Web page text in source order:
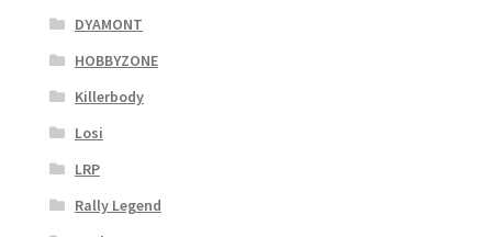
DYAMONT
HOBBYZONE
Killerbody
Losi
LRP
Rally Legend